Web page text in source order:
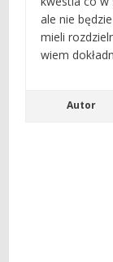
kwestia co w
ale nie
mieli
wiem
Autor